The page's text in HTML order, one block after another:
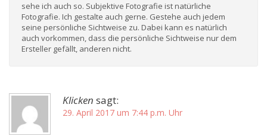
sehe ich auch so. Subjektive Fotografie ist natürliche
Fotografie. Ich gestalte auch gerne. Gestehe auch jedem
seine persönliche Sichtweise zu. Dabei kann es natürlich
auch vorkommen, dass die persönliche Sichtweise nur dem
Ersteller gefällt, anderen nicht.
Klicken sagt:
29. April 2017 um 7:44 p.m. Uhr